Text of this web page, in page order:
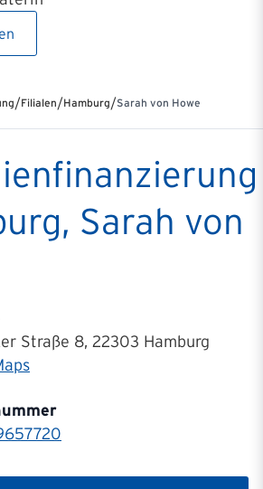
/Filialen/Hamburg/Sarah von Howe
Sarah von
Straße 8, 22303 Hamburg